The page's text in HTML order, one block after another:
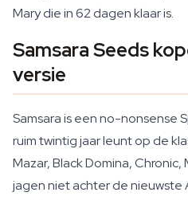
Mary die in 62 dagen klaar is.
Samsara Seeds
versie
Samsara is een no-nonsense
ruim twintig jaar leunt op de
Mazar, Black Domina,
jagen niet achter de nieuwste